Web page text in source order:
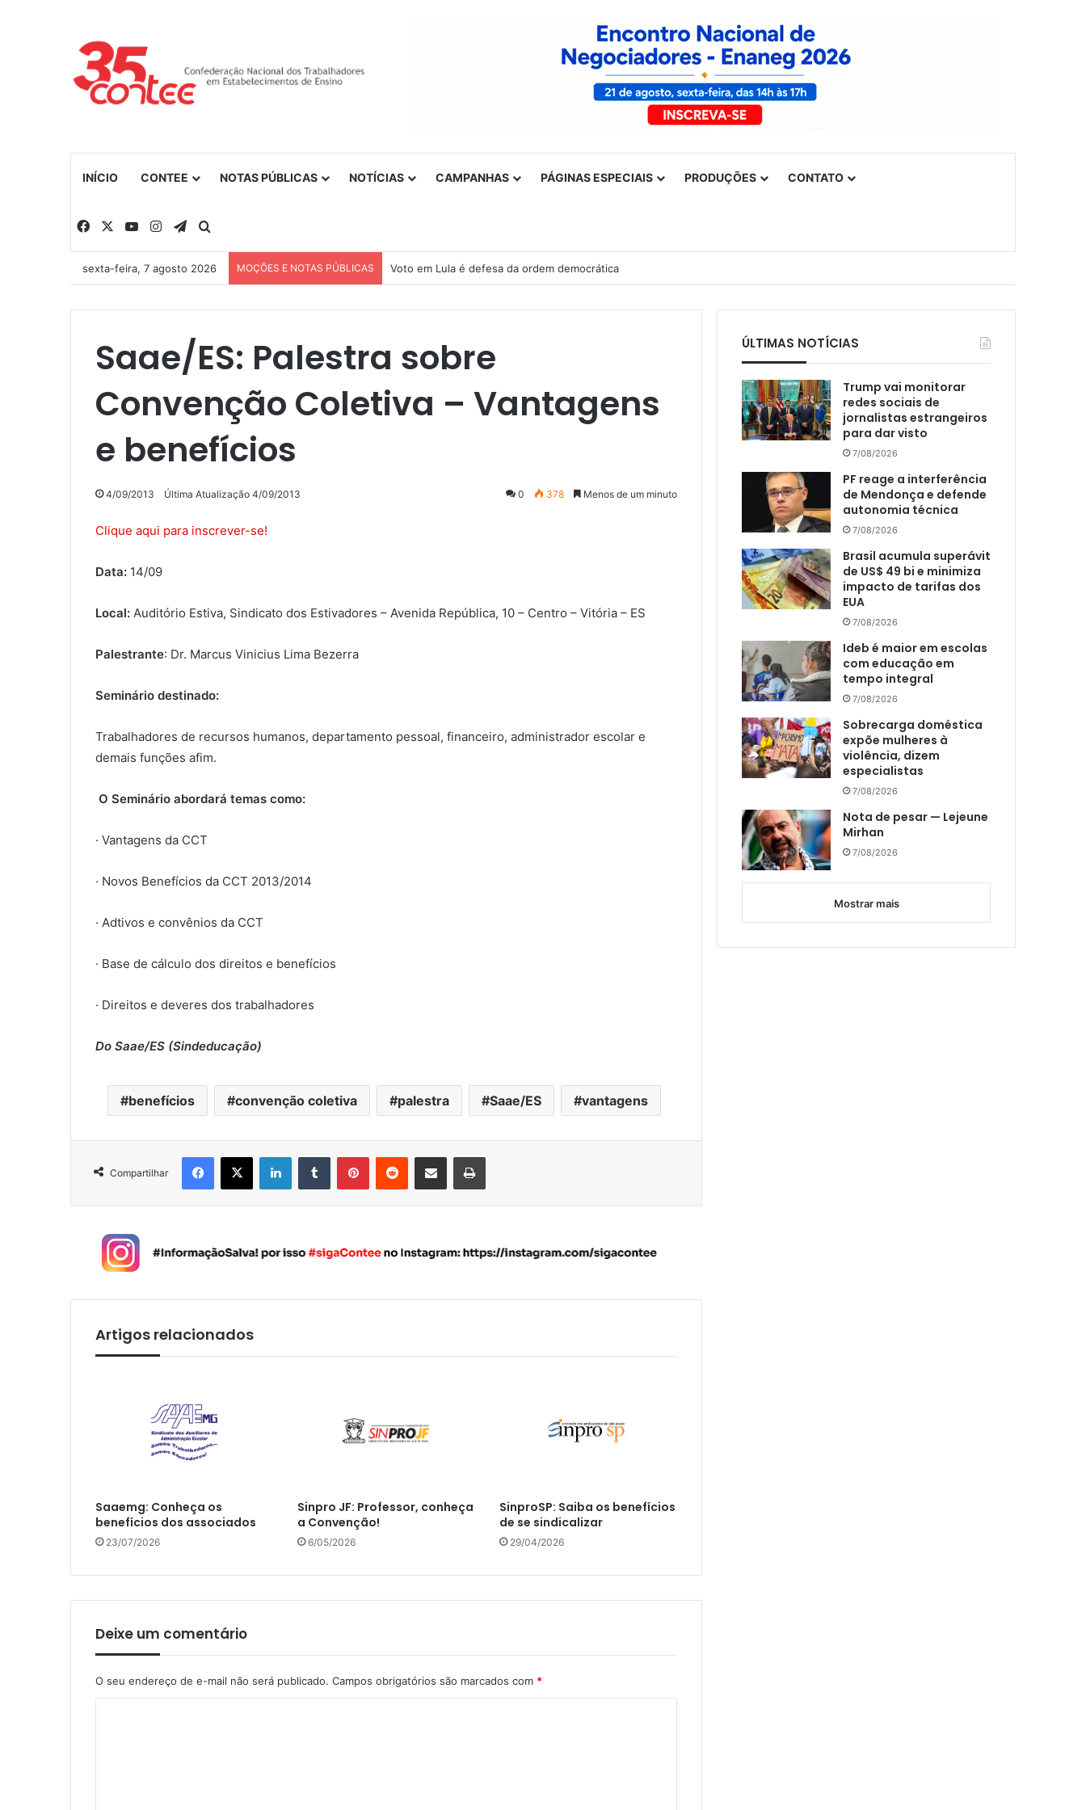
INÍCIO CONTEE NOTAS PÚBLICAS NOTÍCIAS CAMPANHAS PÁGINAS ESPECIAIS PRODUÇÕES CONTATO
Facebook YouTubeInstagramTelegram
sexta-feira, 7 agosto 2026 MOÇÕES E NOTAS PÚBLICAS Voto em Lula é defesa da ordem democrática
Saae/ES: Palestra sobre
Convenção Coletiva – Vantagens
e benefícios
4/09/2013 Última Atualização 4/09/2013 0 378 Menos de um minuto
Clique aqui para inscrever-se!
Data: 14/09
Local: Auditório Estiva, Sindicato dos Estivadores – Avenida República, 10 – Centro – Vitória – ES
Palestrante: Dr. Marcus Vinicius Lima Bezerra
Seminário destinado:
Trabalhadores de recursos humanos, departamento pessoal, financeiro, administrador escolar e
demais funções afim.
O Seminário abordará temas como:
· Vantagens da CCT
· Novos Benefícios da CCT 2013/2014
· Adtivos e convênios da CCT
· Base de cálculo dos direitos e benefícios
· Direitos e deveres dos trabalhadores
Do Saae/ES (Sindeducação)
benefícios convenção coletiva palestra Saae/ES vantagens
Compartilhar
Artigos relacionados
Saaemg: Conheça os
benefícios dos associados
23/07/2026
Sinpro JF: Professor, conheça
a Convenção!
6/05/2026
SinproSP: Saiba os benefícios
de se sindicalizar
29/04/2026
Deixe um comentário
O seu endereço de e-mail não será publicado. Campos obrigatórios são marcados com *
ÚLTIMAS NOTÍCIAS
Trump vai monitorar
redes sociais de
jornalistas estrangeiros
para dar visto
7/08/2026
PF reage a interferência
de Mendonça e defende
autonomia técnica
7/08/2026
Brasil acumula superávit
de US$ 49 bi e minimiza
impacto de tarifas dos
EUA
7/08/2026
Ideb é maior em escolas
com educação em
tempo integral
7/08/2026
Sobrecarga doméstica
expõe mulheres à
violência, dizem
especialistas
7/08/2026
Nota de pesar — Lejeune
Mirhan
7/08/2026
Mostrar mais